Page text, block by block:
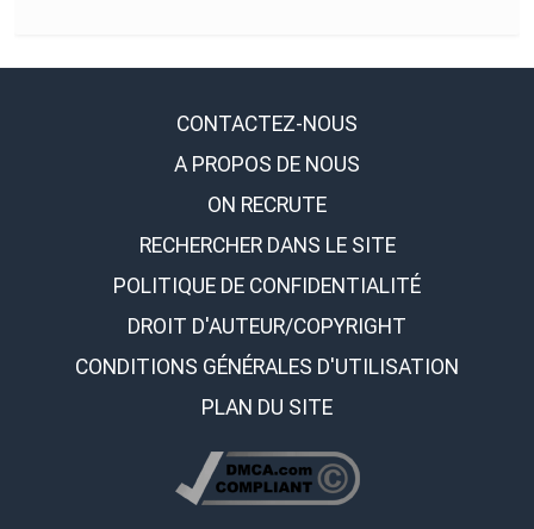
CONTACTEZ-NOUS
A PROPOS DE NOUS
ON RECRUTE
RECHERCHER DANS LE SITE
POLITIQUE DE CONFIDENTIALITÉ
DROIT D'AUTEUR/COPYRIGHT
CONDITIONS GÉNÉRALES D'UTILISATION
PLAN DU SITE